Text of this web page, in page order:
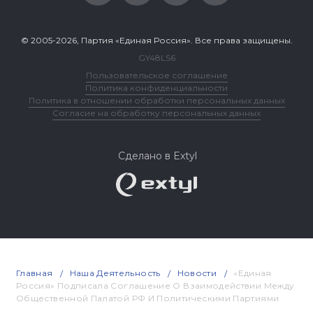
© 2005-2026, Партия «Единая Россия». Все права защищены.
GY48LS6
Пользовательское соглашение
Политика конфиденциальности
Политика в отношении обработки персональных данных
Согласие на обработку персональных данных
Сделано в Extyl
Главная Наша Деятельность Новости
«Единая
Россия» Подписала Соглашение О Взаимодействии Между
Общественной Палатой РФ И Политическими Партиями